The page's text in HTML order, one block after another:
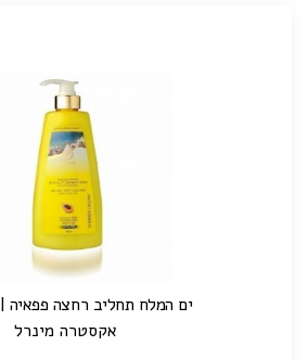
ים המלח תחליב רחצה פפאיה | 780 מ"ל
אקסטרה מינרל